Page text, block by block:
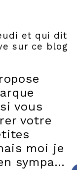
et qui dit
sur ce blog
vous
votre
moi je
sympa…